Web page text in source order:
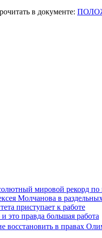
в документе:
мировой рекорд
Молчанова в
приступает к работе
это правда большая работа
в правах